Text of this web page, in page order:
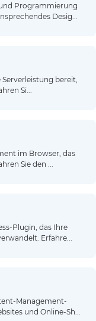
Programmierung
Desig...
bereit,
Si...
im Browser, das
Sie den ...
Plugin, das Ihre
Erfahre...
Management-
und Online-Sh...